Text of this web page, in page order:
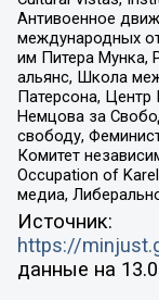
Антивоенное
международных
им Питера Мунка,
альянс, Школа
Патерсона,
Немцова за
свободу,
Комитет
Occupation of
медиа,
Источник:
https://
данные на